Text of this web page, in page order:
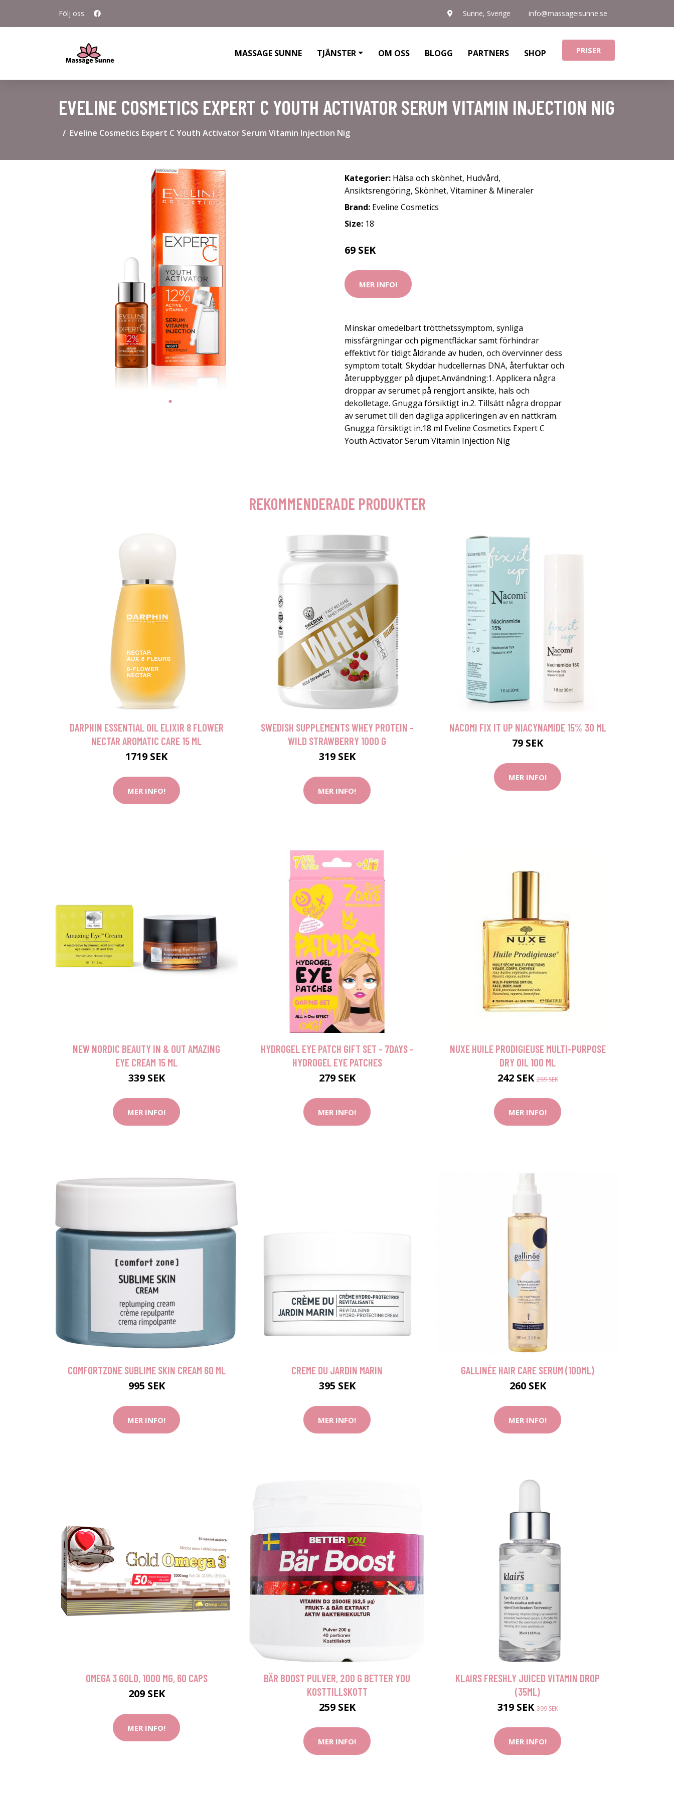
Följ oss: Sunne, Sverige info@massageisunne.se
MASSAGE SUNNE TJÄNSTER OM OSS BLOGG PARTNERS SHOP PRISER
EVELINE COSMETICS EXPERT C YOUTH ACTIVATOR SERUM VITAMIN INJECTION NIG
Eveline Cosmetics Expert C Youth Activator Serum Vitamin Injection Nig
Kategorier: Hälsa och skönhet, Hudvård,
Ansiktsrengöring, Skönhet, Vitaminer & Mineraler
Brand: Eveline Cosmetics
Size: 18
69 SEK
MER INFO!
Minskar omedelbart trötthetssymptom, synliga
missfärgningar och pigmentfläckar samt förhindrar
effektivt för tidigt åldrande av huden, och övervinner dess
symptom totalt. Skyddar hudcellernas DNA, återfuktar och
återuppbygger på djupet.Användning:1. Applicera några
droppar av serumet på rengjort ansikte, hals och
dekolletage. Gnugga försiktigt in.2. Tillsätt några droppar
av serumet till den dagliga appliceringen av en nattkräm.
Gnugga försiktigt in.18 ml Eveline Cosmetics Expert C
Youth Activator Serum Vitamin Injection Nig
REKOMMENDERADE PRODUKTER
DARPHIN ESSENTIAL OIL ELIXIR 8 FLOWER
NECTAR AROMATIC CARE 15 ML
1719 SEK
MER INFO!
SWEDISH SUPPLEMENTS WHEY PROTEIN -
WILD STRAWBERRY 1000 G
319 SEK
MER INFO!
NACOMI FIX IT UP NIACYNAMIDE 15% 30 ML
79 SEK
MER INFO!
NEW NORDIC BEAUTY IN & OUT AMAZING
EYE CREAM 15 ML
339 SEK
MER INFO!
HYDROGEL EYE PATCH GIFT SET - 7DAYS -
HYDROGEL EYE PATCHES
279 SEK
MER INFO!
NUXE HUILE PRODIGIEUSE MULTI-PURPOSE
DRY OIL 100 ML
242 SEK269 SEK
MER INFO!
COMFORTZONE SUBLIME SKIN CREAM 60 ML
995 SEK
MER INFO!
CREME DU JARDIN MARIN
395 SEK
MER INFO!
GALLINÉE HAIR CARE SERUM (100ML)
260 SEK
MER INFO!
OMEGA 3 GOLD, 1000 MG, 60 CAPS
209 SEK
MER INFO!
BÄR BOOST PULVER, 200 G BETTER YOU
KOSTTILLSKOTT
259 SEK
MER INFO!
KLAIRS FRESHLY JUICED VITAMIN DROP
(35ML)
319 SEK399 SEK
MER INFO!